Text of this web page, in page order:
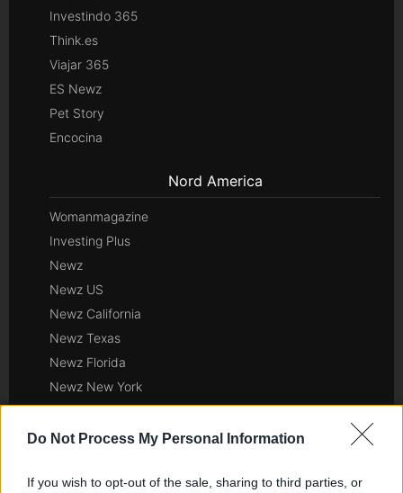
Do Not Process My Personal Information
If you wish to opt-out of the sale, sharing to third parties, or
Investindo 365
Think.es
Viajar 365
ES Newz
Pet Story
Encocina
Nord America
Womanmagazine
Investing Plus
Newz
Newz US
Newz California
Newz Texas
Newz Florida
Newz New York
Newz Pennsylvania
Newz Illinois
Gameland